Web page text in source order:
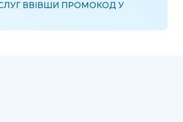
ВВІВШИ ПРОМОКОД У